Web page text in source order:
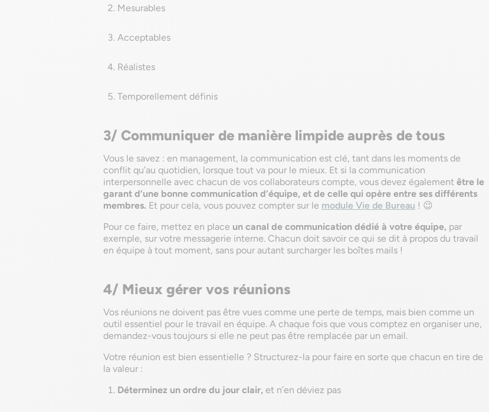
Mesurables
Acceptables
Réalistes
Temporellement définis
3/ Communiquer de manière limpide auprès de tous
Vous le savez : en management, la communication est clé, tant dans les moments de
conflit qu’au quotidien, lorsque tout va pour le mieux. Et si la communication
interpersonnelle avec chacun de vos collaborateurs compte, vous devez également être le
garant d’une bonne communication d’équipe, et de celle qui opère entre ses différents
membres. Et pour cela, vous pouvez compter sur le module Vie de Bureau ! 😉
Pour ce faire, mettez en place un canal de communication dédié à votre équipe, par
exemple, sur votre messagerie interne. Chacun doit savoir ce qui se dit à propos du travail
en équipe à tout moment, sans pour autant surcharger les boîtes mails !
4/ Mieux gérer vos réunions
Vos réunions ne doivent pas être vues comme une perte de temps, mais bien comme un
outil essentiel pour le travail en équipe. A chaque fois que vous comptez en organiser une,
demandez-vous toujours si elle ne peut pas être remplacée par un email.
Votre réunion est bien essentielle ? Structurez-la pour faire en sorte que chacun en tire de
la valeur :
Déterminez un ordre du jour clair, et n’en déviez pas